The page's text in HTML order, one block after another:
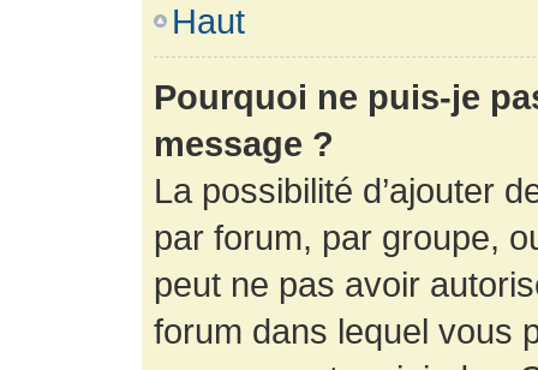
Haut
Pourquoi ne puis-je
message ?
La possibilité d’ajouter
par forum, par groupe,
peut ne pas avoir
forum dans lequel vous